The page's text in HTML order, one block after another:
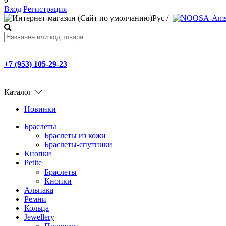
Вход Регистрация
Рус /
+7 (953) 105-29-23
Каталог
Новинки
Браслеты
Браслеты из кожи
Браслеты-спутники
Кнопки
Petite
Браслеты
Кнопки
Альпака
Ремни
Кольца
Jewellery